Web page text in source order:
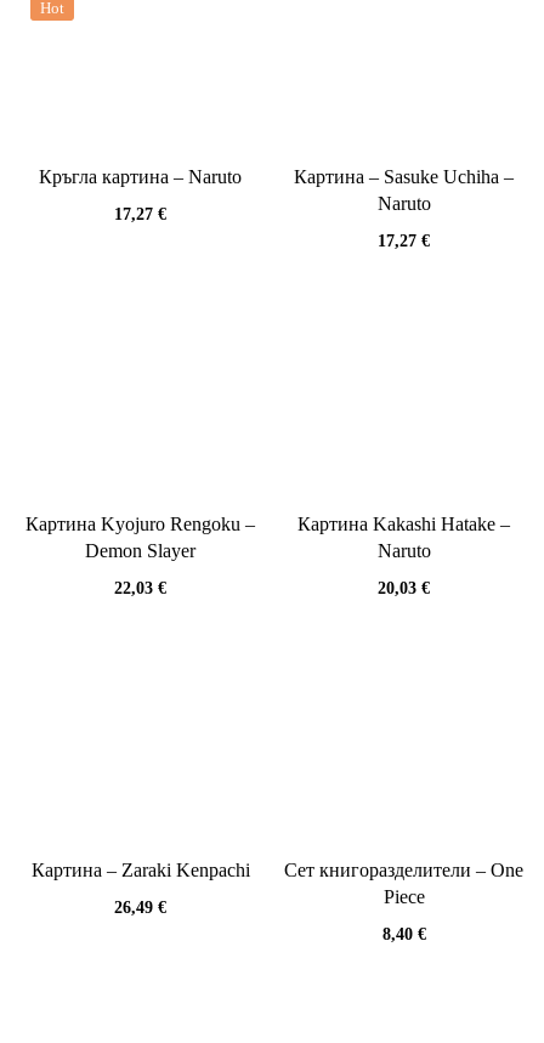
Hot
Кръгла картина – Naruto
17,27 €
Картина – Sasuke Uchiha –
Naruto
17,27 €
Картина Kyojuro Rengoku –
Demon Slayer
22,03 €
Картина Kakashi Hatake –
Naruto
20,03 €
Картина – Zaraki Kenpachi
26,49 €
Сет книгоразделители – One
Piece
8,40 €